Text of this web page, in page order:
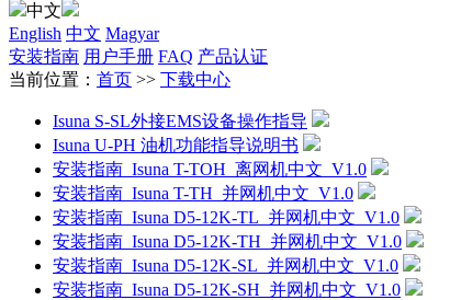
中文
English 中文 Magyar
安装指南 用户手册 FAQ 产品认证
当前位置： 首页 >> 下载中心
Isuna S-SL外接EMS设备操作指导
Isuna U-PH 油机功能指导说明书
安装指南_Isuna T-TOH_离网机中文_V1.0
安装指南_Isuna T-TH_并网机中文_V1.0
安装指南_Isuna D5-12K-TL_并网机中文_V1.0
安装指南_Isuna D5-12K-TH_并网机中文_V1.0
安装指南_Isuna D5-12K-SL_并网机中文_V1.0
安装指南_Isuna D5-12K-SH_并网机中文_V1.0